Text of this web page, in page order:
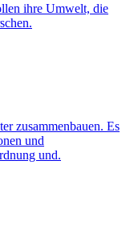
ihre Umwelt, die
zusammenbauen. Es
und
und.